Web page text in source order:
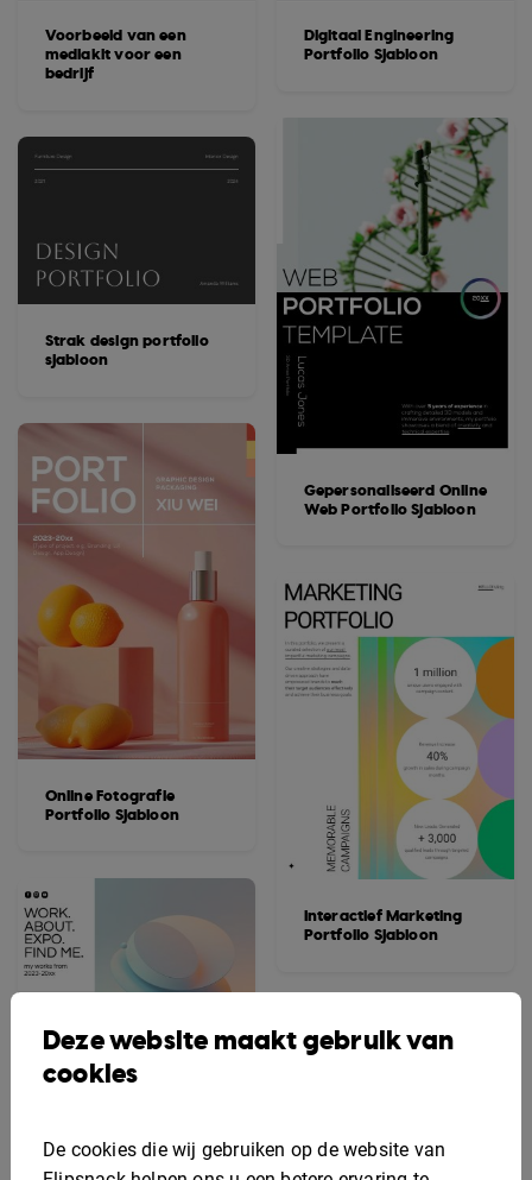
Voorbeeld van een
mediakit voor een
bedrijf
Strak design portfolio
sjabloon
Online Fotografie
Portfolio Sjabloon
Digitaal Engineering
Portfolio Sjabloon
Gepersonaliseerd Online
Web Portfolio Sjabloon
Interactief Marketing
Portfolio Sjabloon
Deze website maakt gebruik van
cookies
De cookies die wij gebruiken op de website van